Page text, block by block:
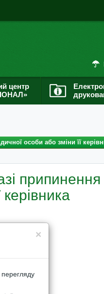
центр
особи або зміни її
припинення
×